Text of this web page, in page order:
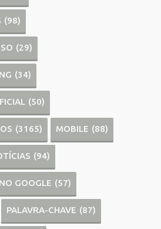
(98)
(29)
(34)
(50)
(3165) MOBILE (88)
(94)
GOOGLE (57)
PALAVRA-CHAVE (87)